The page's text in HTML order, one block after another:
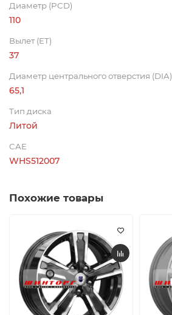
Диаметр (PCD)
110
Вылет (ET)
37
Диаметр центрального отверстия (DIA)
65,1
Тип диска
Литой
CAE
WHS512007
Похожие товары